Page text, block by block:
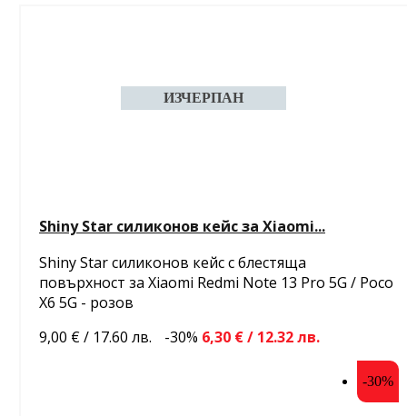
Shiny Star силиконов кейс за Xiaomi...
Shiny Star силиконов кейс с блестяща
повърхност за Xiaomi Redmi Note 13 Pro 5G / Poco
X6 5G - розов
9,00 € / 17.60 лв.
-30% 6,30 € / 12.32 лв.
-30%